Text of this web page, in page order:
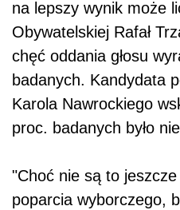
na lepszy wynik może
Obywatelskiej Rafał
chęć oddania głosu
badanych. Kandydata
Karola Nawrockiego
proc. badanych było
"Choć nie są to
poparcia wyborczego,